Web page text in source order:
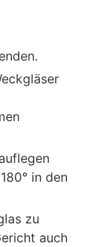
in den
zu
auch